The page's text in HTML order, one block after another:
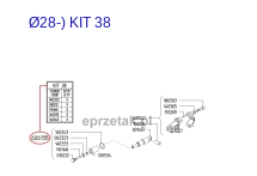
Ø28-) KIT 38